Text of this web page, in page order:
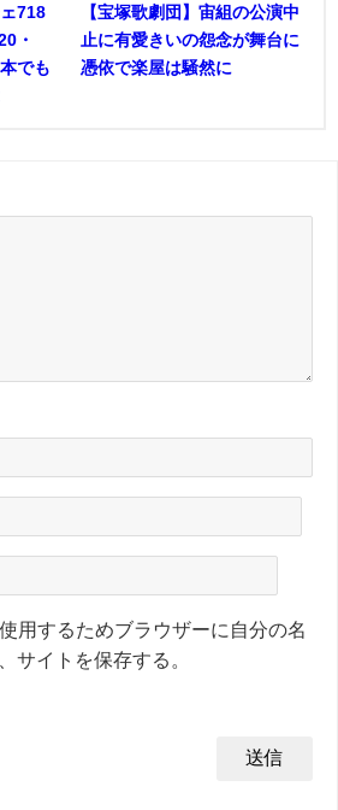
718
・
でも
【宝塚歌劇団】宙組の公演中
止に有愛きいの怨念が舞台に
憑依で楽屋は騒然に
用するためブラウザーに自分の名
サイトを保存する。